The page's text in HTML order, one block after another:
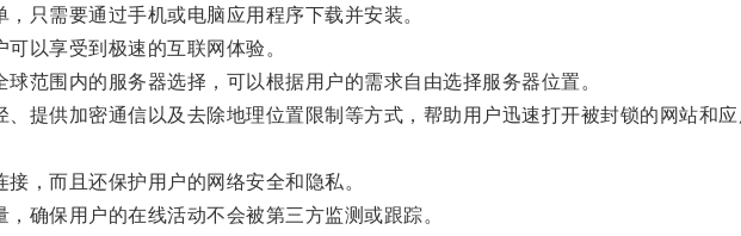
需要通过手机或电脑应用程序下载并安装。
以享受到极速的互联网体验。
围内的服务器选择，可以根据用户的需求自由选择服务器位置。
供加密通信以及去除地理位置限制等方式，帮助用户迅速打开被封锁的网站和
，而且还保护用户的网络安全和隐私。
保用户的在线活动不会被第三方监测或跟踪。